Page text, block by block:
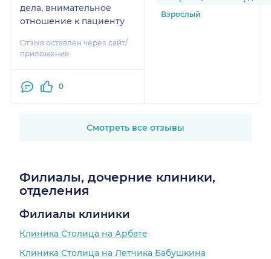
дела, внимательное
отношение к пациенту
Отзыв оставлен через сайт/
приложение
0
Взрослый
Смотреть все отзывы
Филиалы, дочерние клиники,
отделения
Филиалы клиники
Клиника Столица на Арбате
Клиника Столица на Летчика Бабушкина